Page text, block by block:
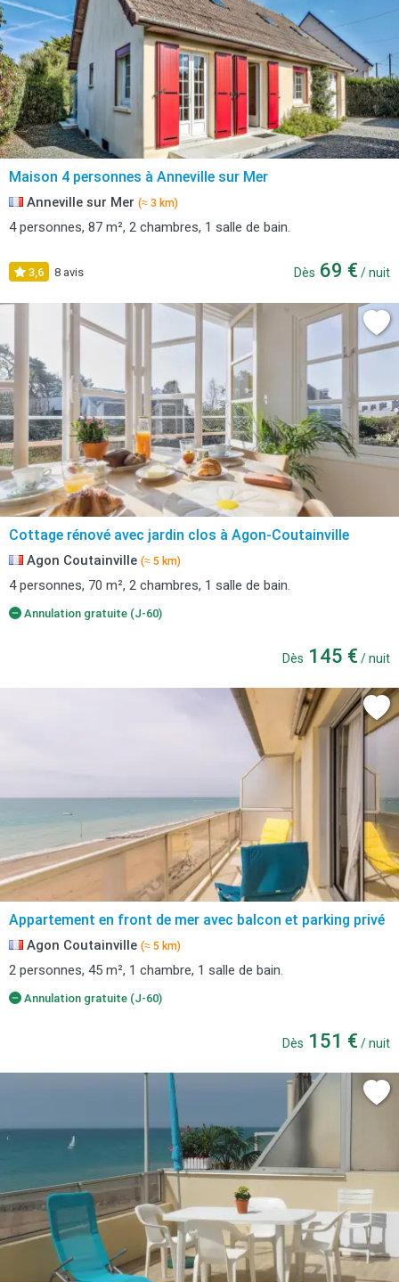
Maison 4 personnes à Anneville sur Mer
Anneville sur Mer (≈ 3 km)
4 personnes, 87 m², 2 chambres, 1 salle de bain.
3,6 8 avis Dès 69 € / nuit
Cottage rénové avec jardin clos à Agon-Coutainville
Agon Coutainville (≈ 5 km)
4 personnes, 70 m², 2 chambres, 1 salle de bain.
Annulation gratuite (J-60)
Dès 145 € / nuit
Appartement en front de mer avec balcon et parking privé
Agon Coutainville (≈ 5 km)
2 personnes, 45 m², 1 chambre, 1 salle de bain.
Annulation gratuite (J-60)
Dès 151 € / nuit